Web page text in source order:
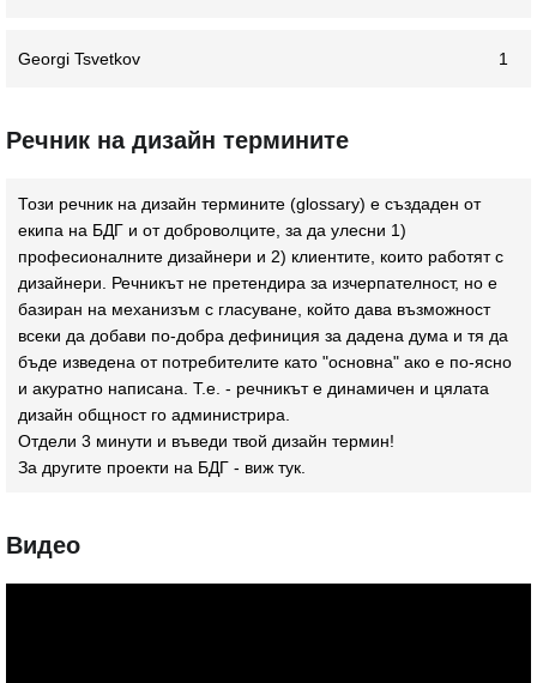
Georgi Tsvetkov 1
Речник на дизайн термините
Този речник на дизайн термините (glossary) e създаден от
екипа на БДГ и от доброволците, за да улесни 1)
професионалните дизайнери и 2) клиентите, които работят с
дизайнери. Речникът не претендира за изчерпателност, но е
базиран на механизъм с гласуване, който дава възможност
всеки да добави по-добра дефиниция за дадена дума и тя да
бъде изведена от потребителите като "основна" ако е по-ясно
и акуратно написана. Т.е. - речникът е динамичен и цялата
дизайн общност го администрира.
Отдели 3 минути и въведи твой дизайн термин!
За другите проекти на БДГ - виж тук
Видео